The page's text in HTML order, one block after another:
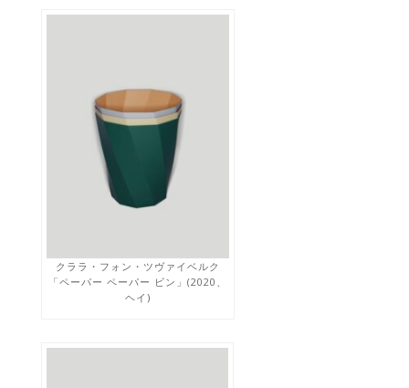
クララ・フォン・ツヴァイベルク
「ペーパー ペーパー ビン」(2020、
ヘイ)